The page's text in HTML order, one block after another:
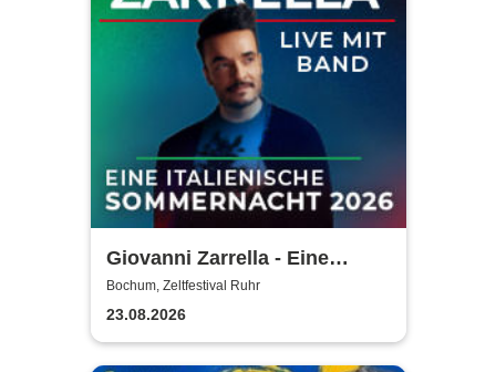
Giovanni Zarrella - Eine
italienische Sommernacht -
Live mit Band
Bochum, Zeltfestival Ruhr
23.08.2026